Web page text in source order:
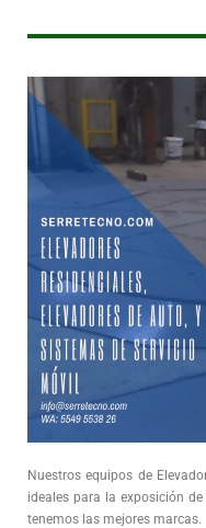
Nuestros equipos de
ideales para la exposición
tenemos las mejores marcas.